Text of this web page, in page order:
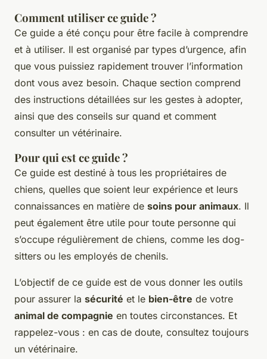
Comment utiliser ce guide ?
Ce guide a été conçu pour être facile à comprendre
et à utiliser. Il est organisé par types d’urgence, afin
que vous puissiez rapidement trouver l’information
dont vous avez besoin. Chaque section comprend
des instructions détaillées sur les gestes à adopter,
ainsi que des conseils sur quand et comment
consulter un vétérinaire.
Pour qui est ce guide ?
Ce guide est destiné à tous les propriétaires de
chiens, quelles que soient leur expérience et leurs
connaissances en matière de soins pour animaux. Il
peut également être utile pour toute personne qui
s’occupe régulièrement de chiens, comme les dog-
sitters ou les employés de chenils.
L’objectif de ce guide est de vous donner les outils
pour assurer la sécurité et le bien-être de votre
animal de compagnie en toutes circonstances. Et
rappelez-vous : en cas de doute, consultez toujours
un vétérinaire.